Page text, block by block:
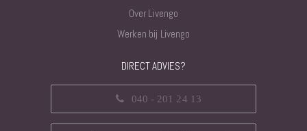
Over Livengo
Werken bij Livengo
DIRECT ADVIES?
040 - 201 24 13